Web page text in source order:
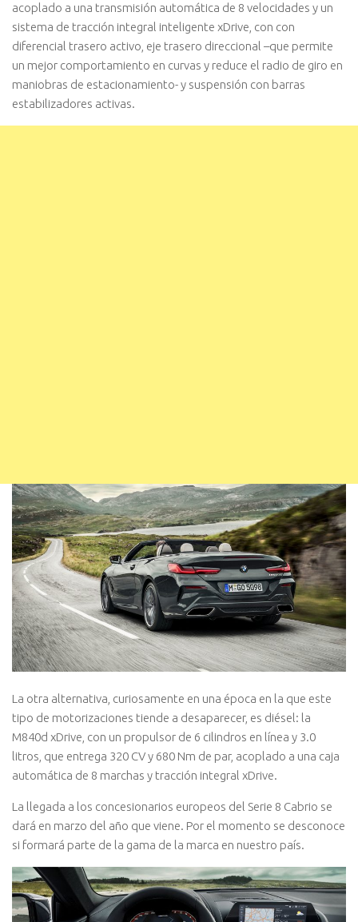
acoplado a una transmisión automática de 8 velocidades y un
sistema de tracción integral inteligente xDrive, con con
diferencial trasero activo, eje trasero direccional –que permite
un mejor comportamiento en curvas y reduce el radio de giro en
maniobras de estacionamiento- y suspensión con barras
estabilizadores activas.
La otra alternativa, curiosamente en una época en la que este
tipo de motorizaciones tiende a desaparecer, es diésel: la
M840d xDrive, con un propulsor de 6 cilindros en línea y 3.0
litros, que entrega 320 CV y 680 Nm de par, acoplado a una caja
automática de 8 marchas y tracción integral xDrive.
La llegada a los concesionarios europeos del Serie 8 Cabrio se
dará en marzo del año que viene. Por el momento se desconoce
si formará parte de la gama de la marca en nuestro país.